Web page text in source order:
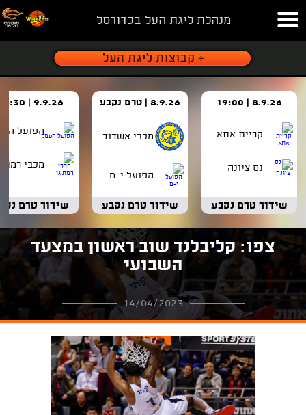
מנהלת ליגת העל בכדורסל
8.9.26 | 19:00
קריית אתא
נס ציונה
שידור טרם נקבע
8.9.26 | טרם נקבע
מכבי אשדוד
הפועל י-ם
שידור טרם נקבע
9.9.26 | 18:30
הפועל
מכבי רמת
שידור טרם
צפו: קליבלנד שוב ראשון במצעד
השבועי
14/04/2023